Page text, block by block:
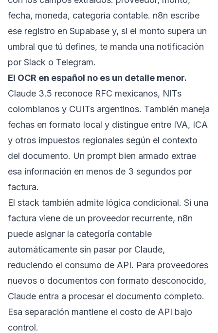
fecha, moneda, categoría contable. n8n escribe
ese registro en Supabase y, si el monto supera un
umbral que tú defines, te manda una notificación
por Slack o Telegram.
El OCR en español no es un detalle menor.
Claude 3.5 reconoce RFC mexicanos, NITs
colombianos y CUITs argentinos. También maneja
fechas en formato local y distingue entre IVA, ICA
y otros impuestos regionales según el contexto
del documento. Un prompt bien armado extrae
esa información en menos de 3 segundos por
factura.
El stack también admite lógica condicional. Si una
factura viene de un proveedor recurrente, n8n
puede asignar la categoría contable
automáticamente sin pasar por Claude,
reduciendo el consumo de API. Para proveedores
nuevos o documentos con formato desconocido,
Claude entra a procesar el documento completo.
Esa separación mantiene el costo de API bajo
control.